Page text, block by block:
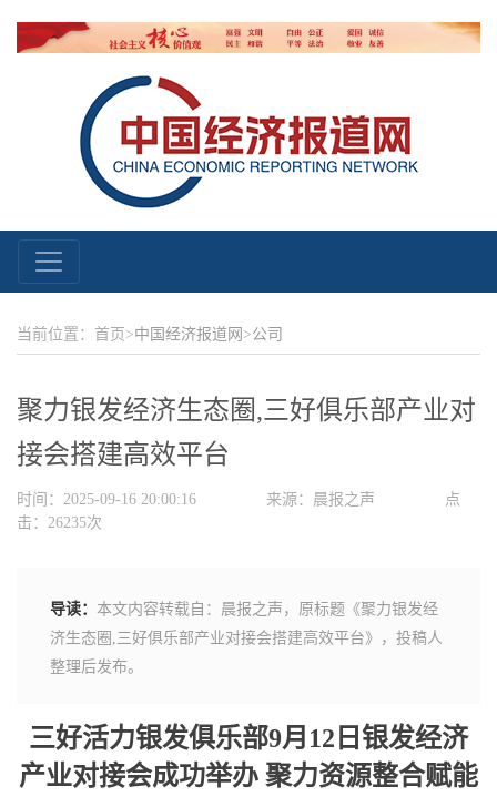
当前位置：首页>中国经济报道网 >公司
聚力银发经济生态圈,三好俱乐部产业对
接会搭建高效平台
时间：2025-09-16 20:00:16 来源：晨报之声
点
击：26235次
导读： 本文内容转载自：晨报之声，原标题《聚力银发经
济生态圈,三好俱乐部产业对接会搭建高效平台》，投稿人
整理后发布。
三好活力银发俱乐部9月12日银发经济
产业对接会成功举办 聚力资源整合赋能